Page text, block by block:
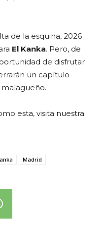
de la esquina, 2026
El Kanka. Pero, de
de disfrutar
un capítulo
esta, visita nuestra
Madrid